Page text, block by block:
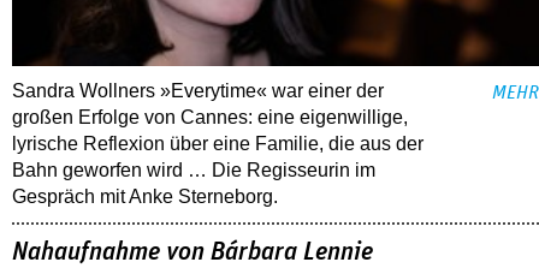
Sandra Wollners »Everytime« war einer der
großen Erfolge von Cannes: eine eigenwillige,
lyrische Reflexion über eine ­Familie, die aus der
Bahn geworfen wird … Die Regisseurin im
Gespräch mit Anke Sterneborg.
MEHR
Nahaufnahme von Bárbara Lennie